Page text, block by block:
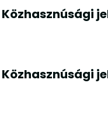
Közhasznúsági
Közhasznúsági